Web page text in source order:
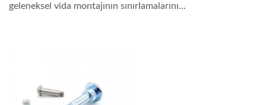
geleneksel vida montajının sınırlamalarını...